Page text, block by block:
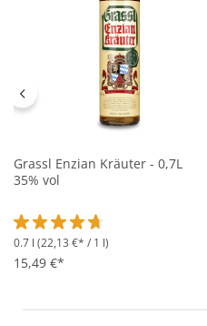
Grassl Enzian Kräuter - 0,7L
35% vol
Durchschnittliche Bewertung
0.7 l (22,13 €* / 1 l)
15,49 €*